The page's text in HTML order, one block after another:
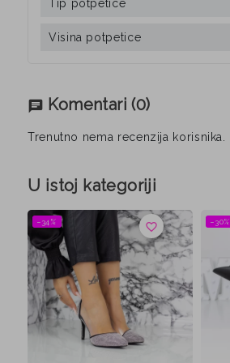
Tip potpetice
Visina potpetice
chat Komentari (0)
Trenutno nema recenzija korisnika.
U istoj kategoriji
favorite_border
−34% −30%